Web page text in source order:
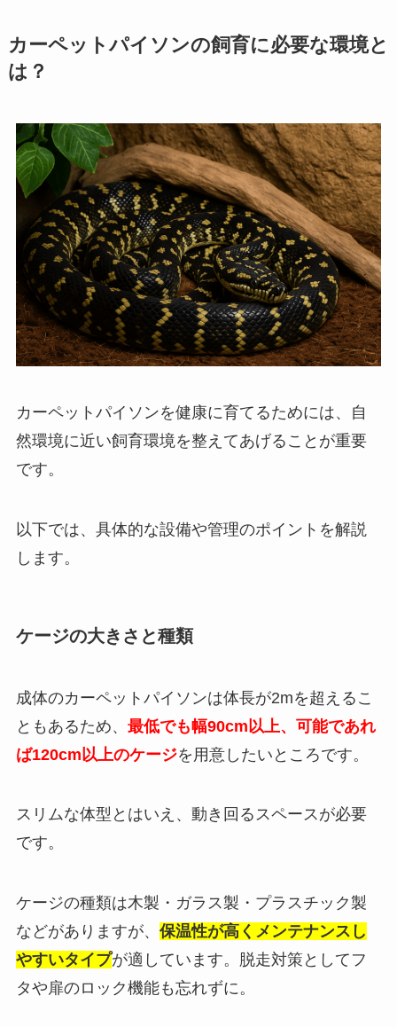
カーペットパイソンの飼育に必要な環境と
は？
カーペットパイソンを健康に育てるためには、自
然環境に近い飼育環境を整えてあげることが重要
です。
以下では、具体的な設備や管理のポイントを解説
します。
ケージの大きさと種類
成体のカーペットパイソンは体長が2mを超えるこ
ともあるため、 最低でも幅90cm以上、可能であれ
ば120cm以上のケージを用意したいところです。
スリムな体型とはいえ、動き回るスペースが必要
です。
ケージの種類は木製・ガラス製・プラスチック製
などがありますが、 保温性が高くメンテナンスし
やすいタイプが適しています。脱走対策としてフ
タや扉のロック機能も忘れずに。